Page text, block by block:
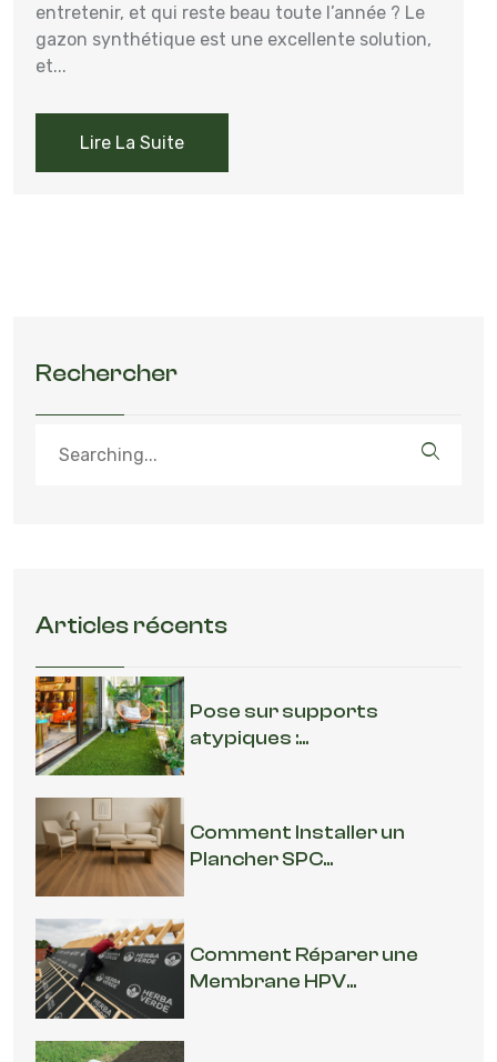
entretenir, et qui reste beau toute l’année ? Le
gazon synthétique est une excellente solution,
et...
Lire La Suite
Rechercher
Articles récents
Pose sur supports
atypiques :...
Comment Installer un
Plancher SPC...
Comment Réparer une
Membrane HPV...